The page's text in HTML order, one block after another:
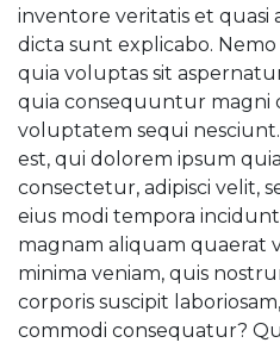
inventore veritatis et quasi
dicta sunt explicabo.
quia voluptas sit
quia consequuntur magni
voluptatem sequi
est, qui dolorem ipsum
consectetur, adipisci velit,
eius modi tempora
magnam aliquam quaerat
minima veniam, quis
corporis suscipit
commodi consequatur?